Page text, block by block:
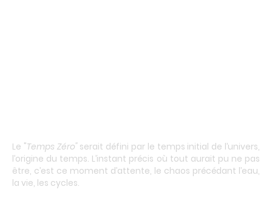
Le "Temps Zéro"serait défini par le temps initial de l’univers,
l’origine du temps. L’instant précis où tout aurait pu ne pas
être, c’est ce moment d’attente, le chaos précédant l’eau,
la vie, les cycles.